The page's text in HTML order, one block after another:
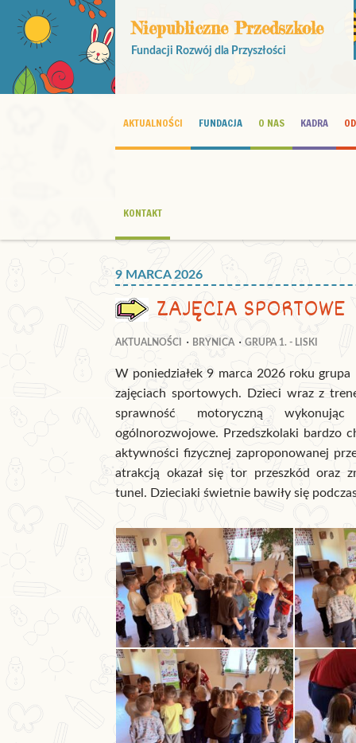
Niepubliczne Przedszkole
Fundacji Rozwój dla Przyszłości
AKTUALNOŚCI FUNDACJA O NAS KADRA
KONTAKT
9 MARCA 2026
ZAJĘCIA SPORTOWE
AKTUALNOŚCI BRYNICA GRUPA 1. - LISKI
W poniedziałek 9 marca 2026 roku grupa
zajęciach sportowych. Dzieci wraz z
sprawność motoryczną
ogólnorozwojowe. Przedszkolaki bardzo
aktywności fizycznej zaproponowanej
atrakcją okazał się tor przeszkód oraz
tunel. Dzieciaki świetnie bawiły się